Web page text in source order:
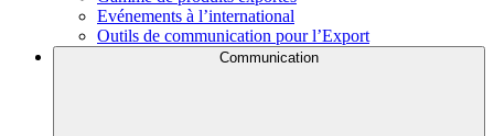
Evénements à l’international
Outils de communication pour l’Export
Communication